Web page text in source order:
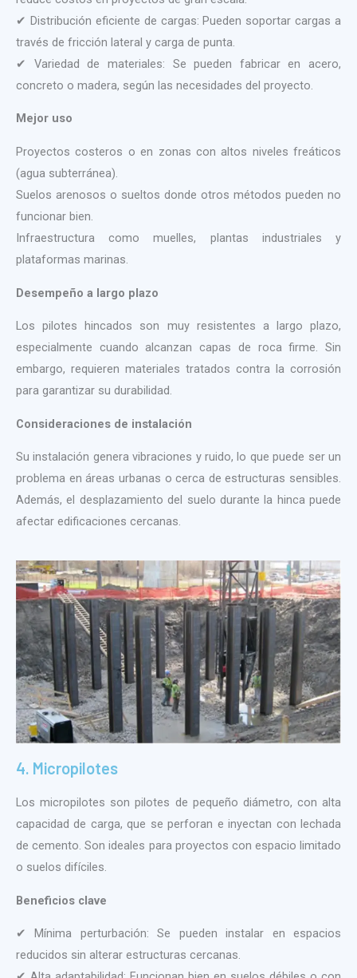
✔ Distribución eficiente de cargas: Pueden soportar cargas a
través de fricción lateral y carga de punta.
✔ Variedad de materiales: Se pueden fabricar en acero,
concreto o madera, según las necesidades del proyecto.
Mejor uso
Proyectos costeros o en zonas con altos niveles freáticos
(agua subterránea).
Suelos arenosos o sueltos donde otros métodos pueden no
funcionar bien.
Infraestructura como muelles, plantas industriales y
plataformas marinas.
Desempeño a largo plazo
Los pilotes hincados son muy resistentes a largo plazo,
especialmente cuando alcanzan capas de roca firme. Sin
embargo, requieren materiales tratados contra la corrosión
para garantizar su durabilidad.
Consideraciones de instalación
Su instalación genera vibraciones y ruido, lo que puede ser un
problema en áreas urbanas o cerca de estructuras sensibles.
Además, el desplazamiento del suelo durante la hinca puede
afectar edificaciones cercanas.
4. Micropilotes
Los micropilotes son pilotes de pequeño diámetro, con alta
capacidad de carga, que se perforan e inyectan con lechada
de cemento. Son ideales para proyectos con espacio limitado
o suelos difíciles.
Beneficios clave
✔ Mínima perturbación: Se pueden instalar en espacios
reducidos sin alterar estructuras cercanas.